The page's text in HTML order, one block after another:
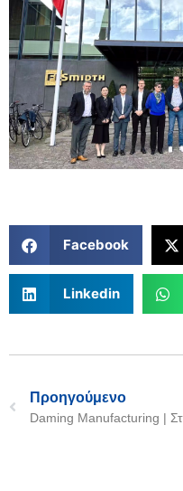
Facebook
Linkedin
Προηγούμενο